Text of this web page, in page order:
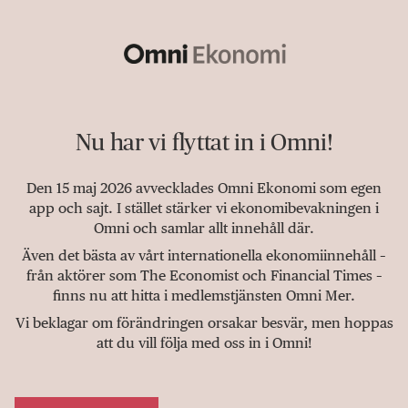
Nu har vi flyttat in i Omni!
Den 15 maj 2026 avvecklades Omni Ekonomi som egen
app och sajt. I stället stärker vi ekonomibevakningen i
Omni och samlar allt innehåll där.
Även det bästa av vårt internationella ekonomiinnehåll –
från aktörer som The Economist och Financial Times –
finns nu att hitta i medlemstjänsten Omni Mer.
Vi beklagar om förändringen orsakar besvär, men hoppas
att du vill följa med oss in i Omni!